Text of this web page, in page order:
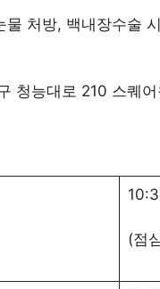
물 처방, 백내장수술
청능대로 210 스퀘
(점